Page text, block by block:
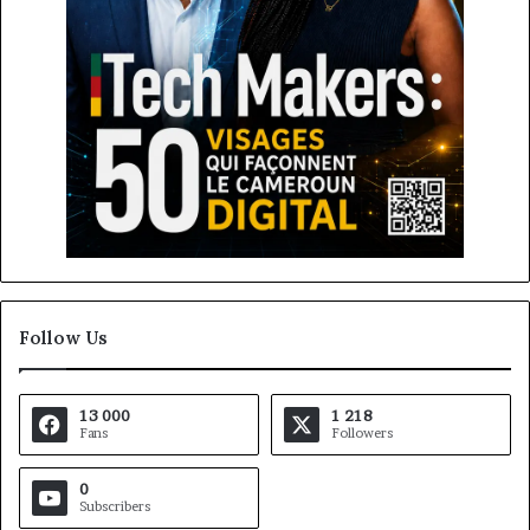
Follow Us
13 000
Fans
1 218
Followers
0
Subscribers